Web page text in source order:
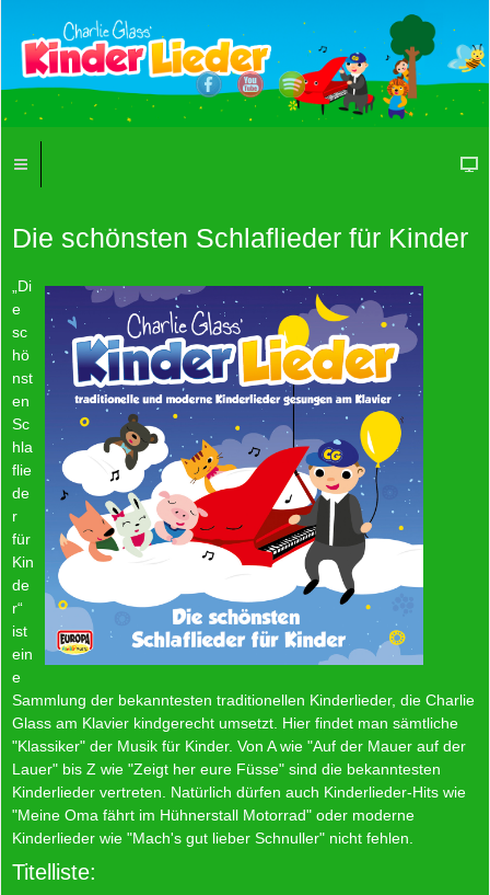
Die schönsten Schlaflieder für Kinder
„Di
e
sc
hö
nst
en
Sc
hla
flie
de
r
für
Kin
de
r“
ist
ein
e
Sammlung der bekanntesten traditionellen Kinderlieder, die Charlie
Glass am Klavier kindgerecht umsetzt. Hier findet man sämtliche
"Klassiker" der Musik für Kinder. Von A wie "Auf der Mauer auf der
Lauer" bis Z wie "Zeigt her eure Füsse" sind die bekanntesten
Kinderlieder vertreten. Natürlich dürfen auch Kinderlieder-Hits wie
"Meine Oma fährt im Hühnerstall Motorrad" oder moderne
Kinderlieder wie "Mach's gut lieber Schnuller" nicht fehlen.
Titelliste: